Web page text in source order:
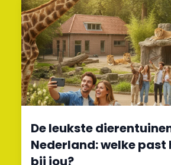
De leukste
Nederland: welke past
bij jou?